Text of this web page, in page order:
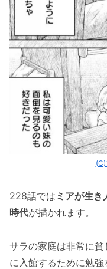
228話では ミアが生
時代が描かれます。
サラの家庭は非常に
に入館するために勉強